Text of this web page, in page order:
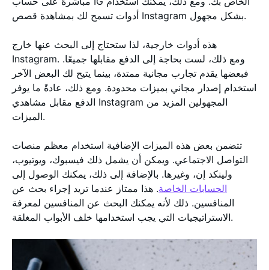
أدوات تسمح لك بمشاهدة قصص Instagram بشكل مجهول.
هذه أدوات خارجية، لذا ستحتاج إلى البحث عنها خارج
Instagram. ومع ذلك، لست بحاجة إلى الدفع مقابلها جميعًا.
فبعضها يقدم تجارب مجانية ممتدة، بينما يتيح لك البعض الآخر
استخدام إصدار مجاني بميزات محدودة. ومع ذلك، عادةً ما يوفر
الدفع مقابل مشاهدي Instagram المجهولين المزيد من
الميزات.
تتضمن بعض هذه الميزات الإضافية استخدام معظم منصات
التواصل الاجتماعي. ويمكن أن يشمل ذلك فيسبوك، ويوتيوب،
ولينكد إن، وغيرها. بالإضافة إلى ذلك، يمكنك الوصول إلى
الحسابات الخاصة. هذا ممتاز عندما تريد إجراء بحث عن
المنافسين. ذلك لأنه يمكنك البحث عن المنافسين لمعرفة
الاستراتيجيات التي يجب استخدامها خلف الأبواب المغلقة.